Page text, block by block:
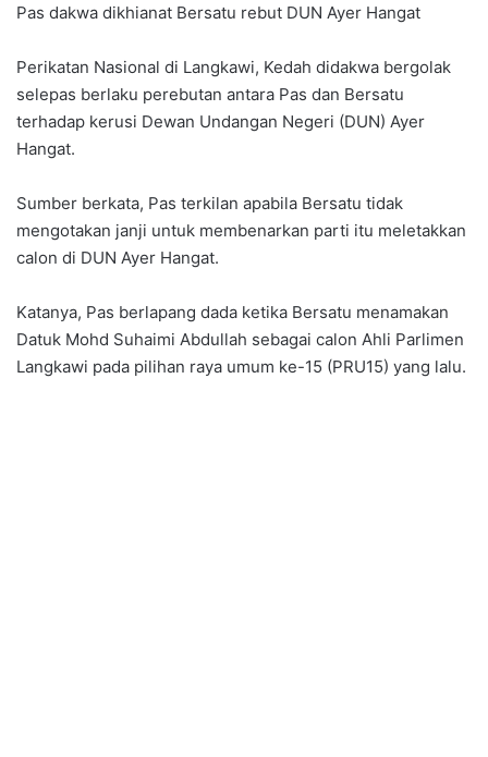
Pas dakwa dikhianat Bersatu rebut DUN Ayer Hangat
Perikatan Nasional di Langkawi, Kedah didakwa bergolak
selepas berlaku perebutan antara Pas dan Bersatu
terhadap kerusi Dewan Undangan Negeri (DUN) Ayer
Hangat.
Sumber berkata, Pas terkilan apabila Bersatu tidak
mengotakan janji untuk membenarkan parti itu meletakkan
calon di DUN Ayer Hangat.
Katanya, Pas berlapang dada ketika Bersatu menamakan
Datuk Mohd Suhaimi Abdullah sebagai calon Ahli Parlimen
Langkawi pada pilihan raya umum ke-15 (PRU15) yang lalu.